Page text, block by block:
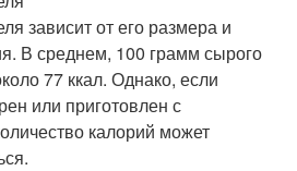
зависит от его размера и
В среднем, 100 грамм сырого
77 ккал. Однако, если
или приготовлен с
калорий может